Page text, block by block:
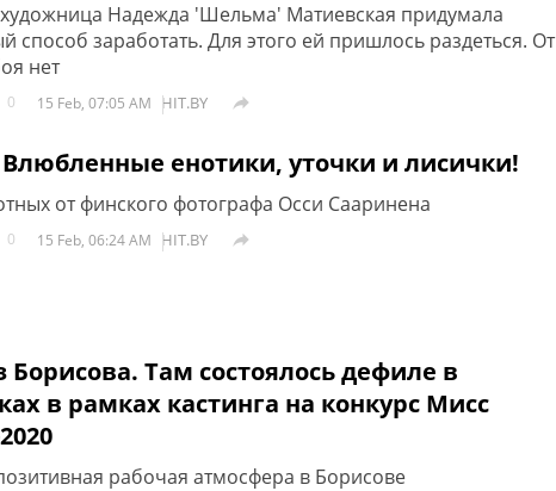
художница Надежда 'Шельма' Матиевская придумала
способ заработать. Для этого ей пришлось раздеться. От
нет
0 15 Feb, 07:05 AM HIT.BY 
енотики, уточки и лисички!
от финского фотографа Осси Сааринена
0 15 Feb, 06:24 AM HIT.BY 
Борисова. Там состоялось дефиле в
в рамках кастинга на конкурс Мисс
рабочая атмосфера в Борисове